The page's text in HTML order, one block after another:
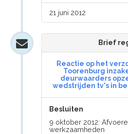
21 juni 2012
Brief
Reactie op het
Toorenburg
deurwaarders
wedstrijden tv's in
Besluiten
9 oktober 2012:
werkzaamheden